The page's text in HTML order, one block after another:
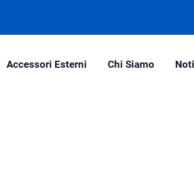
Accessori Esterni Chi Siamo